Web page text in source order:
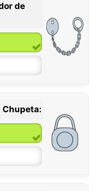
de
Chupeta: